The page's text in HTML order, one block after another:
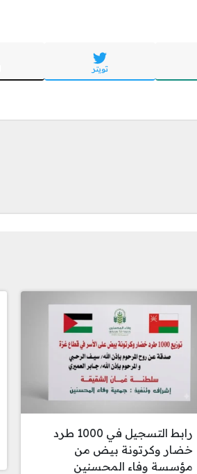
تويتر
رابط التسجيل في 1000 طرد
خضار وكرتونة بيض من
مؤسسة وفاء المحسنين